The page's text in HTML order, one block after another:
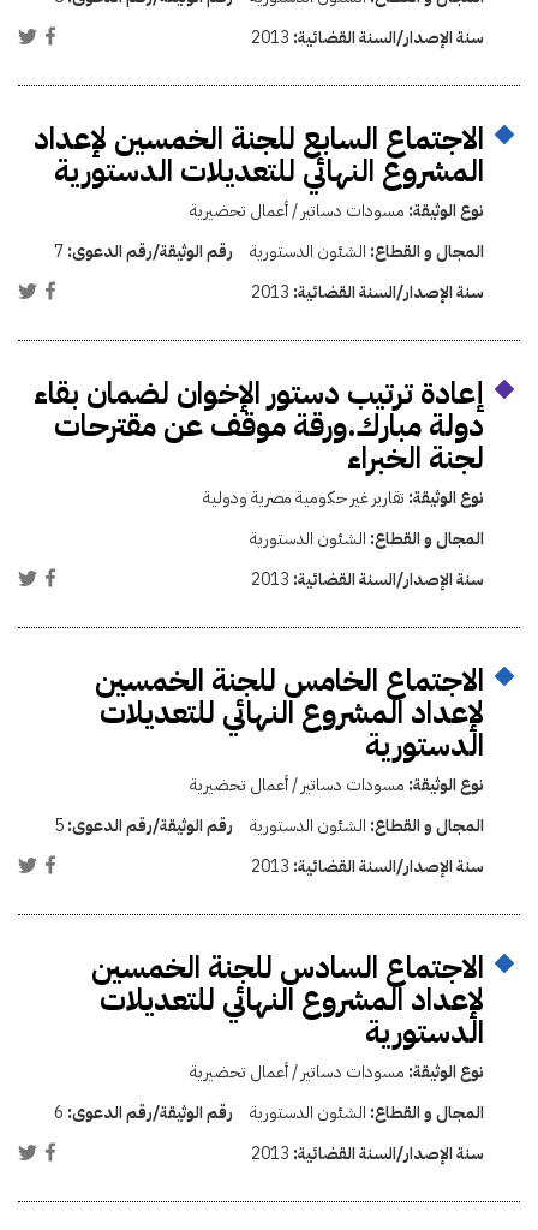
سنة الإصدار/السنة القضائية: 2013
الاجتماع السابع للجنة الخمسين لإعداد
المشروع النهائي للتعديلات الدستورية
نوع الوثيقة: مسودات دساتير / أعمال تحضيرية
المجال و القطاع: الشئون الدستورية رقم الوثيقة/رقم الدعوى:7
سنة الإصدار/السنة القضائية: 2013
إعادة ترتيب دستور الإخوان لضمان بقاء
دولة مبارك.ورقة موقف عن مقترحات
لجنة الخبراء
نوع الوثيقة: تقارير غير حكومية مصرية ودولية
المجال و القطاع: الشئون الدستورية
سنة الإصدار/السنة القضائية: 2013
الاجتماع الخامس للجنة الخمسين
لإعداد المشروع النهائي للتعديلات
الدستورية
نوع الوثيقة: مسودات دساتير / أعمال تحضيرية
المجال و القطاع: الشئون الدستورية رقم الوثيقة/رقم الدعوى:5
سنة الإصدار/السنة القضائية: 2013
الاجتماع السادس للجنة الخمسين
لإعداد المشروع النهائي للتعديلات
الدستورية
نوع الوثيقة: مسودات دساتير / أعمال تحضيرية
المجال و القطاع: الشئون الدستورية رقم الوثيقة/رقم الدعوى: 6
سنة الإصدار/السنة القضائية: 2013